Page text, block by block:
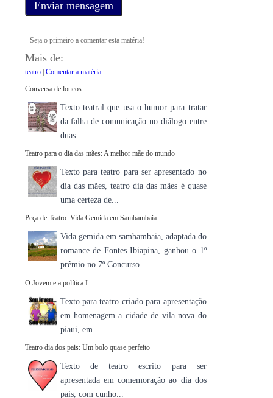
Enviar mensagem
Seja o primeiro a comentar esta matéria!
Mais de:
teatro| Comentar a matéria
Conversa de loucos
Texto teatral que usa o humor para tratar
da falha de comunicação no diálogo entre
duas...
Teatro para o dia das mães: A melhor mãe do mundo
Texto para teatro para ser apresentado no
dia das mães, teatro dia das mães é quase
uma certeza de...
Peça de Teatro: Vida Gemida em Sambambaia
Vida gemida em sambambaia, adaptada do
romance de Fontes Ibiapina, ganhou o 1º
prêmio no 7º Concurso...
O Jovem e a política I
Texto para teatro criado para apresentação
em homenagem a cidade de vila nova do
piaui, em...
Teatro dia dos pais: Um bolo quase perfeito
Texto de teatro escrito para ser
apresentada em comemoração ao dia dos
pais, com cunho...